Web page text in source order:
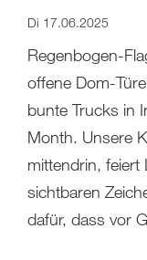
Di 17.06.2025
Regenbogen-
offene Dom-
bunte Trucks in
Month. Unsere
mittendrin, feiert
sichtbaren
dafür, dass vor